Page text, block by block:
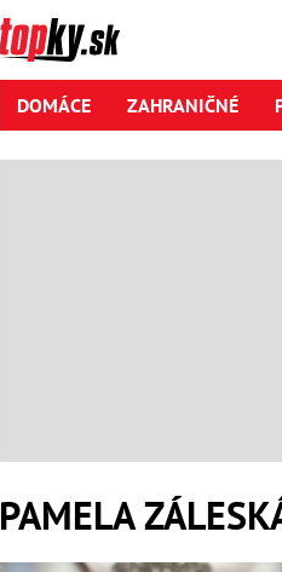
DOMÁCE ZAHRANIČNÉ
PAMELA